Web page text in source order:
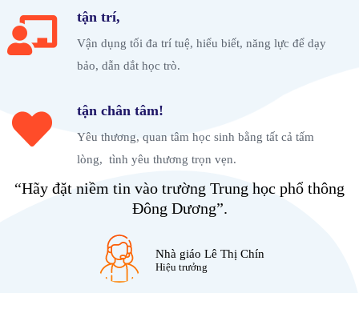
tận trí,
Vận dụng tối đa trí tuệ, hiểu biết, năng lực để dạy
bảo, dẫn dắt học trò.
tận chân tâm!
Yêu thương, quan tâm học sinh bằng tất cả tấm
lòng, tình yêu thương trọn vẹn.
“Hãy đặt niềm tin vào trường Trung học phổ thông
Đông Dương”.
Nhà giáo Lê Thị Chín
Hiệu trưởng